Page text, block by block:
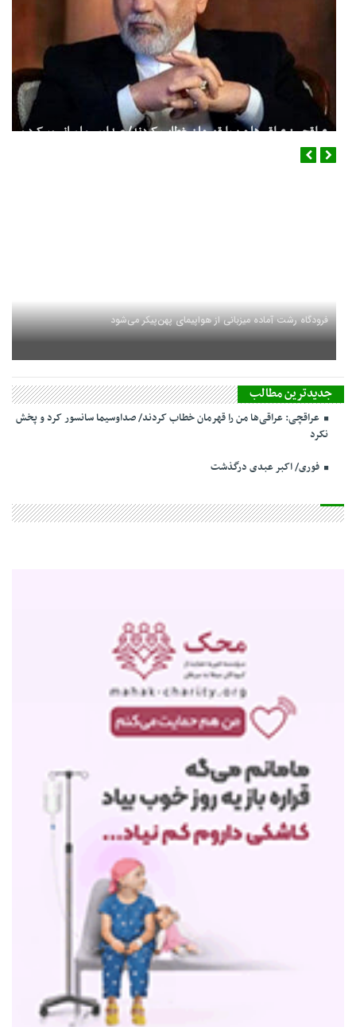
عراقچی: عراقی‌ها من را قهرمان خطاب کردند/ صداوسیما سانسور کرد و
پخش نکرد
فرودگاه رشت آماده میزبانی از هواپیمای پهن‌پیکر می‌شود
جدیدترین مطالب
عراقچی: عراقی‌ها من را قهرمان خطاب کردند/ صداوسیما سانسور کرد و پخش
نکرد
فوری/ اکبر عبدی درگذشت